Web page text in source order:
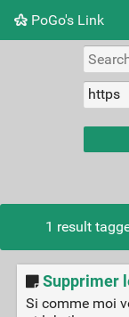
PoGo's Link
1 result
Supprimer
Si comme moi